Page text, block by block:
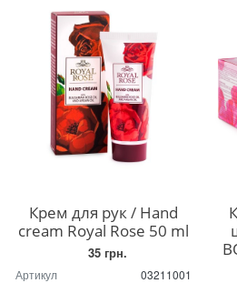
Крем для рук / Hand
cream Royal Rose 50 ml
35 грн.
Артикул
03211001